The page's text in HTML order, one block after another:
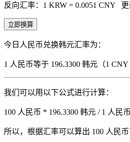
反向汇率：1 KRW = 0.0051 CNY
立即换算
今日人民币兑换韩元汇率为：
1 人民币等于 196.3300 韩元（1
我们可以用以下公式进行计算：
100 人民币 * 196.3300 韩元 / 1 人民
所以，根据汇率可以算出 100 人民币